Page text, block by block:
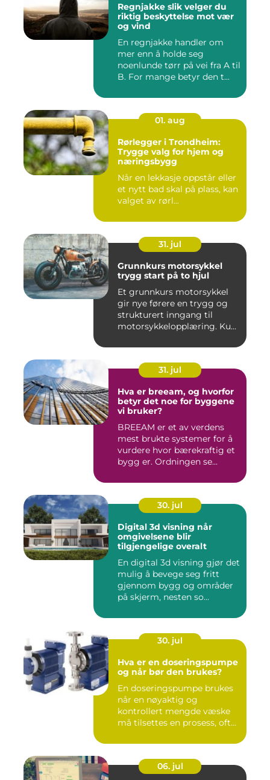
Regnjakke slik velger du
riktig beskyttelse mot vær
og vind
En regnjakke handler om
mer enn å holde seg
noenlunde tørr på vei fra A til
B. For mange betyr den t...
01. aug
Rørlegger i Trondheim:
Trygge valg for hjem og
næringsbygg
Når en lekkasje oppstår eller
et nytt bad skal på plass, kan
valget av rørl...
31. jul
Grunnkurs motorsykkel
trygg start på to hjul
Et grunnkurs motorsykkel
gir nye førere en trygg og
strukturert inngang til
motorsykkelopplæring. Ku...
31. jul
Hva er breeam, og hvorfor
betyr det noe for byggene
vi bruker?
BREEAM er et av verdens
mest brukte systemer for å
vurdere hvor bærekraftig et
bygg er. Ordningen se...
30. jul
Digital 3d visning når
omgivelsene blir
tilgjengelige overalt
En digital 3d visning gjør det
mulig å bevege seg fritt
gjennom bygg og områder
på skjerm, nesten so...
30. jul
Hva er en doseringspumpe
og når bør den brukes?
En doseringspumpe brukes
når en nøyaktig og
kontrollert mengde væske
må tilsettes en prosess, ofte
06. jul